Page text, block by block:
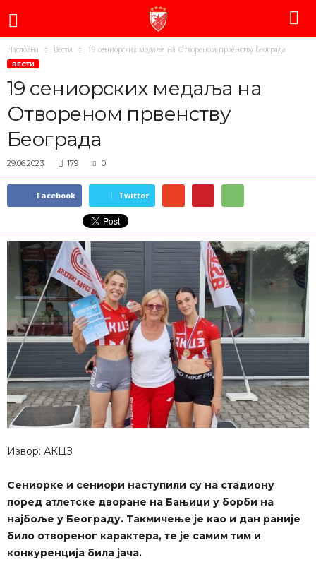
Насловна Вести 19 сениорских медаља на Отвореном првенству Београда
ВЕСТИ
19 сениорских медаља на
Отвореном првенству
Београда
29.06.2023 179 0
Facebook Twitter
Извор: АКЦЗ
Сениорке и сениори наступили су на стадиону
поред атлетске дворане на Бањици у борби на
најбоље у Београду. Такмичење је као и дан раније
било отвореног карактера, те је самим тим и
конкуренција била јача.